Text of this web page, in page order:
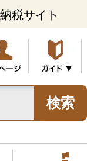
税サイト
検索